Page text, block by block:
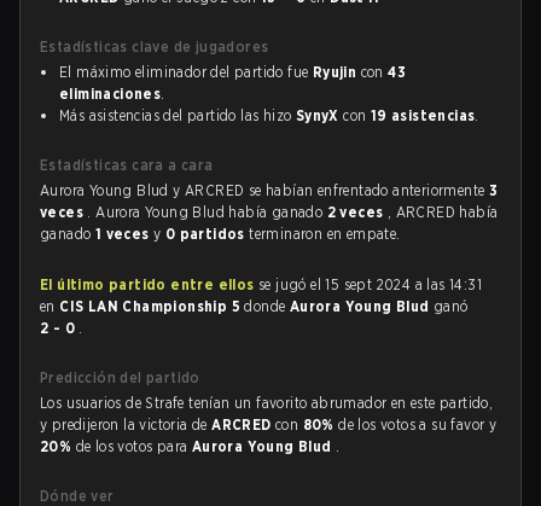
Estadísticas clave de jugadores
El máximo eliminador del partido fue Ryujin con43
eliminaciones.
Más asistencias del partido las hizo SynyX con 19 asistencias.
Estadísticas cara a cara
Aurora Young Blud y ARCRED se habían enfrentado anteriormente 3
veces . Aurora Young Blud había ganado 2 veces , ARCRED había
ganado 1 vecesy 0 partidosterminaron en empate.
El último partido entre ellos se jugó el 15 sept 2024 a las 14:31
en CIS LAN Championship 5donde Aurora Young Blud ganó
2 - 0 .
Predicción del partido
Los usuarios de Strafe tenían un favorito abrumador en este partido,
y predijeron la victoria deARCREDcon 80%de los votos a su favor y
20% de los votos para Aurora Young Blud .
Dónde ver